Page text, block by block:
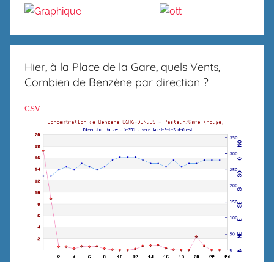
Hier, à la Place de la Gare, quels Vents,
Combien de Benzène par direction ?
csv